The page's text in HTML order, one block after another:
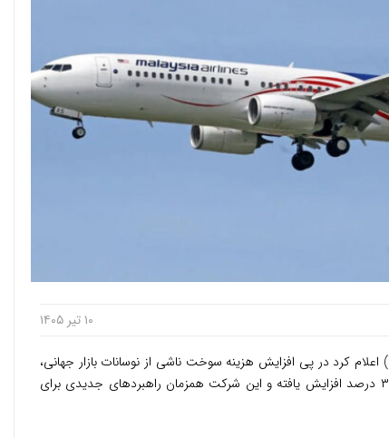
۱۰ تیر ۱۴۰۵
توریست مالزی – گروه هوانوردی مالزی (MAG) اعلام کرد در پی افزایش هزینه سوخت ناشی از نوسانات بازار جهانی،
قیمت بلیت‌های «مالیزیا ایرلاینز» حدود ۲۰ تا ۳۰ درصد افزایش یافته و این شرکت همزمان راهبردهای جدیدی برای